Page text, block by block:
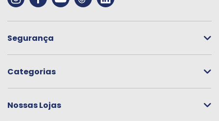
Segurança
Categorias
Nossas Lojas